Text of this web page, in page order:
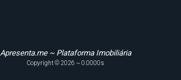
Apresenta.me ~ Plataforma Imobiliária
Copyright © 2026 ~ 0.0000s